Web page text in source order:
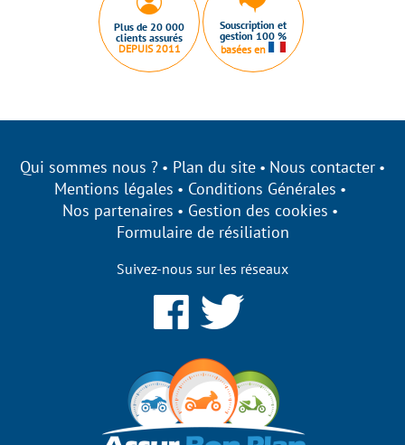
des cookies qui nous permettent d’établir des
d’améliorer nos performances et de personnaliser votre
vous de bénéficier des fonctionnalités de notre site ?
Plus de 20 000
clients assurés
DEPUIS 2011
Souscription et
gestion 100 %
basées en
Qui sommes nous ? Plan du site
Nous contacter
Mentions légales
Conditions Générales
Nos partenaires
Gestion des cookies
Formulaire de résiliation
Suivez-nous sur les réseaux